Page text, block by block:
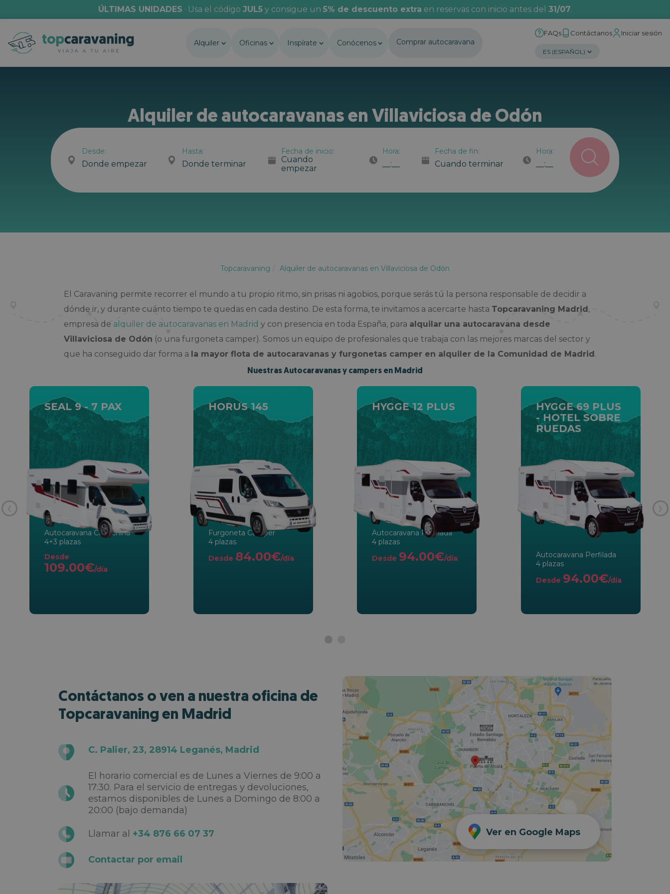
ÚLTIMAS UNIDADES · Usa el código JUL5y consigue un 5% de descuento extra en reservas con inicio antes del 31/07.
Alquiler Oficinas Inspírate Conócenos Comprar autocaravana
FAQs Contáctanos Iniciar sesión
Alquiler de autocaravanas en Villaviciosa de Odón
Desde:
Donde empezar
Hasta:
Donde terminar
Fecha de inicio:
Cuando
empezar
Hora:
__:__
Fecha de fin:
Cuando terminar
Hora:
__:__
Topcaravaning Alquiler de autocaravanas en Villaviciosa de Odón
El Caravaning permite recorrer el mundo a tu propio ritmo, sin prisas ni agobios, porque serás tú la persona responsable de decidir a
dónde ir, y durante cuánto tiempo te quedas en cada destino. De esta forma, te invitamos a acercarte hasta Topcaravaning Madrid,
empresa de alquiler de autocaravanas en Madrid y con presencia en toda España, para alquilar una autocaravana desde
Villaviciosa de Odón (o una furgoneta camper). Somos un equipo de profesionales que trabaja con las mejores marcas del sector y
que ha conseguido dar forma a la mayor flota de autocaravanas y furgonetas camper en alquiler de la Comunidad de Madrid.
Nuestras Autocaravanas y campers en Madrid
SEAL 9 - 7 PAX
Autocaravana Capuchina
4+3 plazas
Desde
109.00€/día
HORUS 145
Furgoneta Camper
4 plazas
Desde 84.00€/día
HYGGE 12 PLUS
Autocaravana Perfilada
4 plazas
Desde 94.00€/día
HYGGE 69 PLUS
- HOTEL SOBRE
RUEDAS
Autocaravana Perfilada
4 plazas
Desde 94.00€/día
‹ ›
Contáctanos o ven a nuestra oficina de
Topcaravaning en Madrid
C. Palier, 23, 28914 Leganés, Madrid
El horario comercial es de Lunes a Viernes de 9:00 a
17:30. Para el servicio de entregas y devoluciones,
estamos disponibles de Lunes a Domingo de 8:00 a
20:00 (bajo demanda)
Llamar al +34 876 66 07 37
Contactar por email
Ver en Google Maps